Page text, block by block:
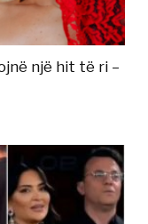
një hit të ri –